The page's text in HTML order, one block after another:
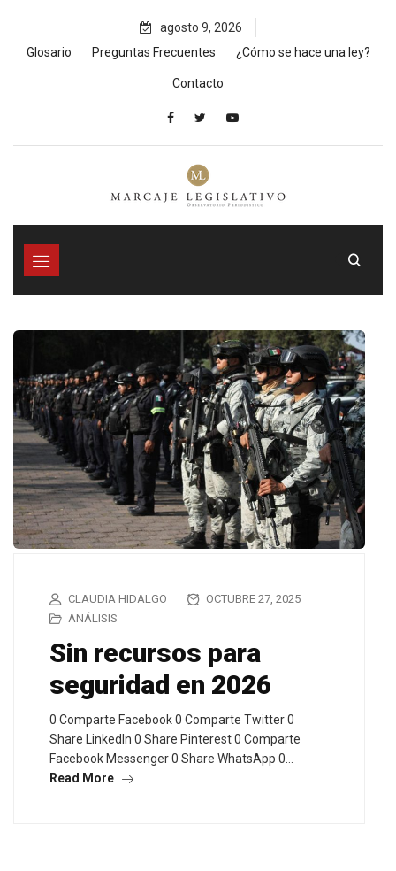
content
agosto 9, 2026
Glosario
Preguntas Frecuentes ¿Cómo se hace una ley?
Contacto
CLAUDIA HIDALGO
OCTUBRE 27, 2025
ANÁLISIS
Sin recursos para
seguridad en 2026
0 Comparte Facebook 0 Comparte Twitter 0
Share LinkedIn 0 Share Pinterest 0 Comparte
Facebook Messenger 0 Share WhatsApp 0…
Read More